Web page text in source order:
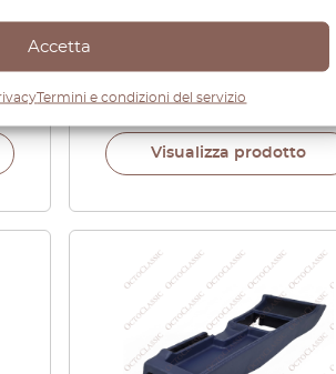
Accetta
Termini e condizioni del servizio
€25,20
Visualizza prodotto